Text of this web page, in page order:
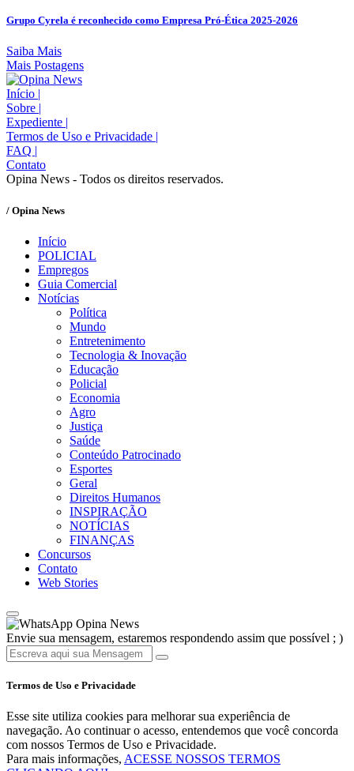
Grupo Cyrela é reconhecido como Empresa Pró-Ética 2025-2026
Saiba Mais
Mais Postagens
Início
Sobre
Expediente
Termos de Uso e Privacidade
FAQ
Contato
Opina News - Todos os direitos reservados.
/ Opina News
Início
POLICIAL
Empregos
Guia Comercial
Notícias
Política
Mundo
Entretenimento
Tecnologia & Inovação
Educação
Policial
Economia
Agro
Justiça
Saúde
Conteúdo Patrocinado
Esportes
Geral
Direitos Humanos
INSPIRAÇÃO
NOTÍCIAS
FINANÇAS
Concursos
Contato
Web Stories
Opina News
Envie sua mensagem, estaremos respondendo assim que possível ; )
Termos de Uso e Privacidade
Esse site utiliza cookies para melhorar sua experiência de
navegação. Ao continuar o acesso, entendemos que você concorda
com nossos Termos de Uso e Privacidade.
Para mais informações, ACESSE NOSSOS TERMOS